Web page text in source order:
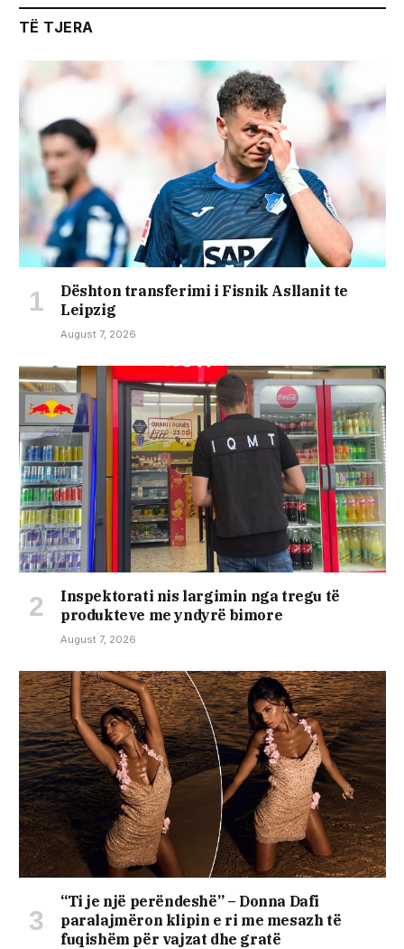
TË TJERA
Dështon transferimi i Fisnik Asllanit te
Leipzig
August 7, 2026
Inspektorati nis largimin nga tregu të
produkteve me yndyrë bimore
August 7, 2026
“Ti je një perëndeshë” – Donna Dafi
paralajmëron klipin e ri me mesazh të
fuqishëm për vajzat dhe gratë